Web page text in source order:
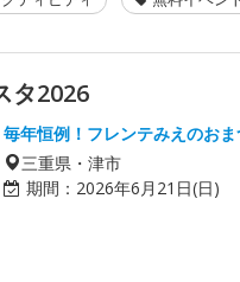
タ2026
毎年恒例！フレンテみえのおま
三重県・津市
期間： 2026年6月21日(日)